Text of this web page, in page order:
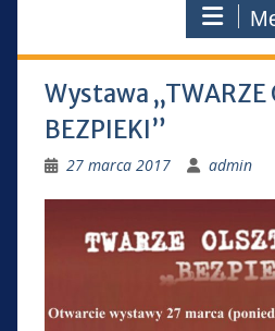
Wystawa „TWARZE
BEZPIEKI”
27 marca 2017 admin